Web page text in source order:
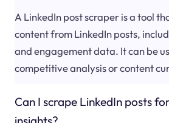
A LinkedIn post scraper is a tool
content from LinkedIn posts,
and engagement data. It can be
competitive analysis or content
Can I scrape LinkedIn posts